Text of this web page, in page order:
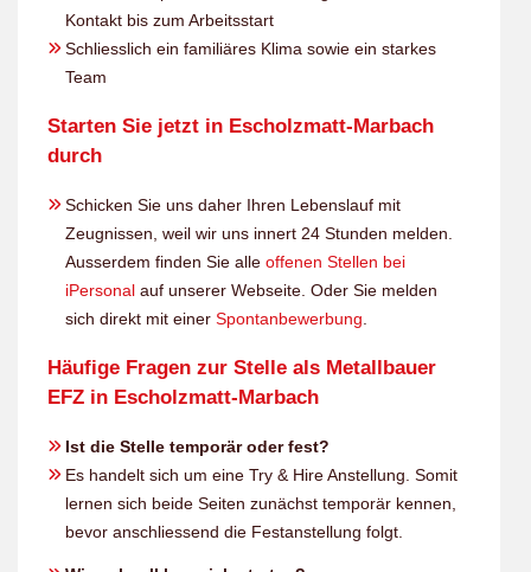
Kontakt bis zum Arbeitsstart
Schliesslich ein familiäres Klima sowie ein starkes
Team
Starten Sie jetzt in Escholzmatt-Marbach
durch
Schicken Sie uns daher Ihren Lebenslauf mit
Zeugnissen, weil wir uns innert 24 Stunden melden.
Ausserdem finden Sie alle offenen Stellen bei
iPersonal auf unserer Webseite. Oder Sie melden
sich direkt mit einer Spontanbewerbung
Häufige Fragen zur Stelle als Metallbauer
EFZ in Escholzmatt-Marbach
Ist die Stelle temporär oder fest?
Es handelt sich um eine Try & Hire Anstellung. Somit
lernen sich beide Seiten zunächst temporär kennen,
bevor anschliessend die Festanstellung folgt.